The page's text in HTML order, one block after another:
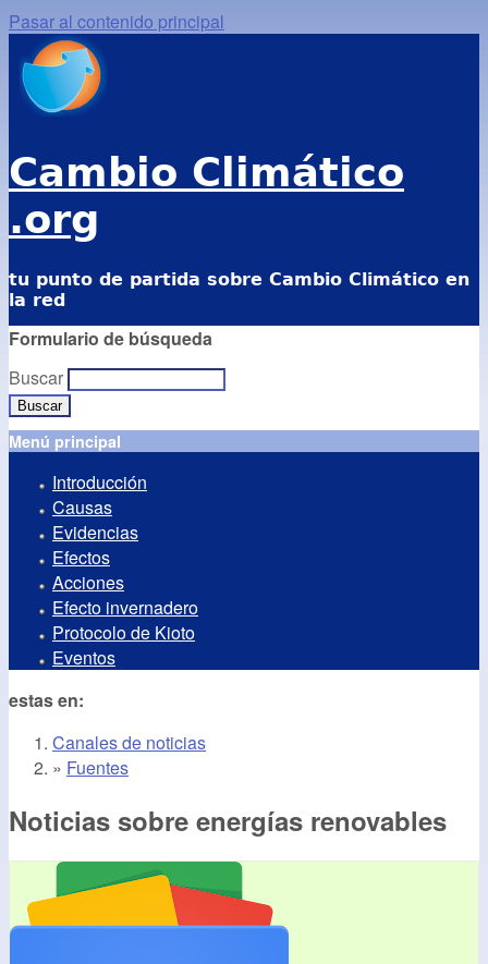
Pasar al contenido principal
Cambio Climático
.org
tu punto de partida sobre Cambio Climático en
la red
Formulario de búsqueda
Buscar
Menú principal
Introducción
Causas
Evidencias
Efectos
Acciones
Efecto invernadero
Protocolo de Kioto
Eventos
estas en:
Canales de noticias
» Fuentes
Noticias sobre energías renovables